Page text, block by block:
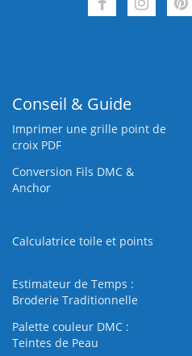
Conseil & Guide
Imprimer une grille point de
croix PDF
Conversion Fils DMC &
Anchor
Calculatrice toile et points
Estimateur de Temps :
Broderie Traditionnelle
Palette couleur DMC :
Teintes de Peau